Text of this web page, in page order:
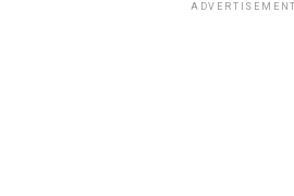
ADVERTISEMENT